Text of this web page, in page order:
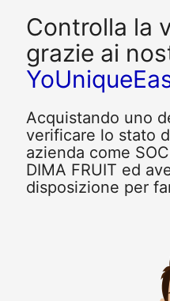
Controlla la
grazie ai
Acquistando uno
verificare lo stato
azienda come
DIMA FRUIT ed
disposizione per